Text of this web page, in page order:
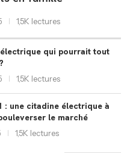
1,5K lectures
qui pourrait tout
1,5K lectures
: une citadine électrique à
le marché
1,5K lectures